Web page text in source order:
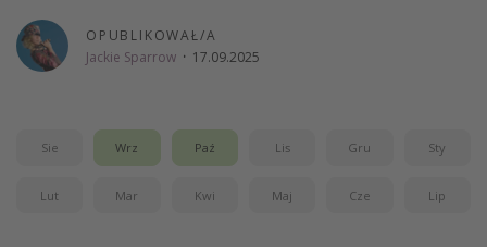
OPUBLIKOWAŁ/A
Jackie Sparrow · 17.09.2025
Sie Wrz Paź Lis Gru Sty
Lut Mar Kwi Maj Cze Lip